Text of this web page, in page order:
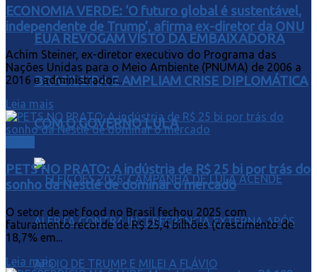
EUA REVOGAM VISTO DA EMBAIXADORA
BRASILEIRA E AMPLIAM CRISE DIPLOMÁTICA
COM O GOVERNO LULA
ECONOMIA VERDE: ‘O futuro global é sustentável,
independente de Trump’, afirma ex-diretor da ONU
Achim Steiner, ex-diretor executivo do Programa das
Nações Unidas para o Meio Ambiente (PNUMA) de 2006 a
2016 e administrador...
Leia mais
PETS NO PRATO: A indústria de R$ 25 bi por trás do
sonho da Nestlé de dominar o mercado
O setor de pet food no Brasil fechou 2025 com
faturamento recorde de R$ 25,4 bilhões (crescimento de
18,7% em...
Leia mais